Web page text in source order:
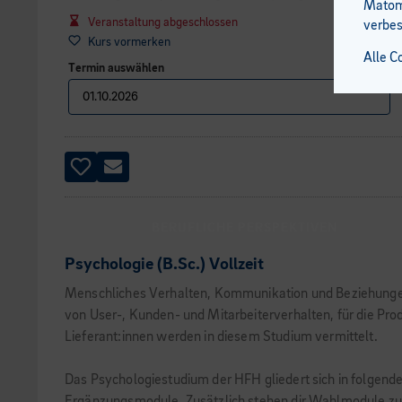
Veranstaltung abgeschlossen
Kurs vormerken
Termin auswählen
Psychologie (B.Sc.) Vollzeit
Menschliches Verhalten, Kommunikation und
von User-, Kunden- und Mitarbeiterverhalten, für die
Lieferant:innen werden in diesem Studium vermittelt.
Das Psychologiestudium der HFH gliedert sich in
Alle